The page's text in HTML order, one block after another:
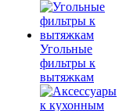
Угольные
фильтры к
вытяжкам